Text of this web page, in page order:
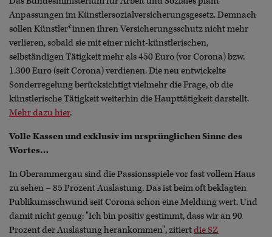
Anpassungen im Künstlersozialversicherungsgesetz. Demnach
sollen Künstler*innen ihren Versicherungsschutz nicht mehr
verlieren, sobald sie mit einer nicht-künstlerischen,
selbständigen Tätigkeit mehr als 450 Euro (vor Corona) bzw.
1.300 Euro (seit Corona) verdienen. Die neu entwickelte
Sonderregelung berücksichtigt vielmehr die Frage, ob die
künstlerische Tätigkeit weiterhin die Haupttätigkeit darstellt.
Mehr dazu hier.
Volle Kassen und exklusiv im ursprünglichen Sinne des
Wortes…
In Oberammergau sind die Passionsspiele vor fast vollem Haus
zu sehen – 85 Prozent Auslastung. Das ist beim oft beklagten
Publikumsschwund seit Corona schon eine Meldung wert. Und
damit nicht genug: "Ich bin positiv gestimmt, dass wir an 90
Prozent der Auslastung herankommen", zitiertdie SZ